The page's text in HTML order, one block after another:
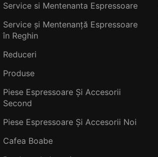
Service si Mentenanta Espressoare
Service și Mentenanță Espressoare
în Reghin
Reduceri
Produse
Piese Espressoare Și Accesorii
Second
Piese Espressoare Și Accesorii Noi
Cafea Boabe